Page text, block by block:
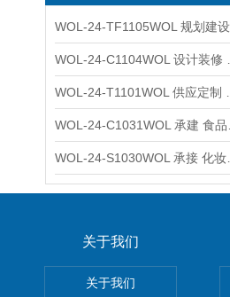
关于我们
关于我们